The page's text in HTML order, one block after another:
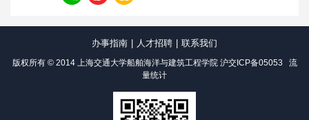
办事指南 人才招聘 联系我们
版权所有 © 2014 上海交通大学船舶海洋与建筑工程学院 沪交ICP备05053
流
量统计